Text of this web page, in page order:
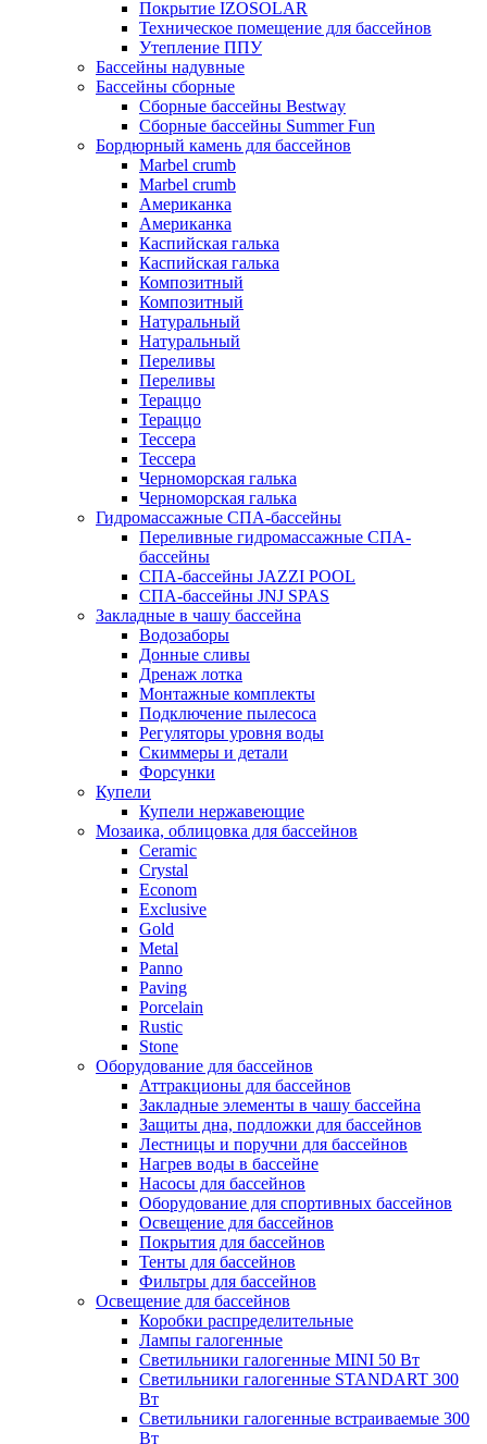
Покрытие IZOSOLAR
Техническое помещение для бассейнов
Утепление ППУ
Бассейны надувные
Бассейны сборные
Сборные бассейны Bestway
Сборные бассейны Summer Fun
Бордюрный камень для бассейнов
Marbel crumb
Marbel crumb
Американка
Американка
Каспийская галька
Каспийская галька
Композитный
Композитный
Натуральный
Натуральный
Переливы
Переливы
Тераццо
Тераццо
Тессера
Тессера
Черноморская галька
Черноморская галька
Гидромассажные СПА-бассейны
Переливные гидромассажные СПА-
бассейны
СПА-бассейны JAZZI POOL
СПА-бассейны JNJ SPAS
Закладные в чашу бассейна
Водозаборы
Донные сливы
Дренаж лотка
Монтажные комплекты
Подключение пылесоса
Регуляторы уровня воды
Скиммеры и детали
Форсунки
Купели
Купели нержавеющие
Мозаика, облицовка для бассейнов
Ceramic
Crystal
Econom
Exclusive
Gold
Metal
Panno
Paving
Porcelain
Rustic
Stone
Оборудование для бассейнов
Аттракционы для бассейнов
Закладные элементы в чашу бассейна
Защиты дна, подложки для бассейнов
Лестницы и поручни для бассейнов
Нагрев воды в бассейне
Насосы для бассейнов
Оборудование для спортивных бассейнов
Освещение для бассейнов
Покрытия для бассейнов
Тенты для бассейнов
Фильтры для бассейнов
Освещение для бассейнов
Коробки распределительные
Лампы галогенные
Светильники галогенные MINI 50 Вт
Светильники галогенные STANDART 300
Вт
Светильники галогенные встраиваемые 300
Вт